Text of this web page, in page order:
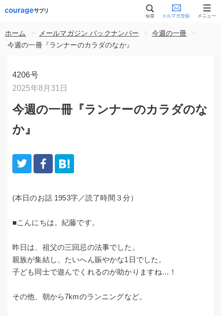
ホーム > メールマガジン バックナンバー > 今週の一冊
>
今週の一冊『ランナーのカラダのなか』
4206号
2025年8月31日
今週の一冊『ランナーのカラダのな
か』
(本日のお話 1953字／読了時間３分）
■こんにちは。紀藤です。
昨日は、祖父の三回忌の法事でした。
親族が集結し、たいへん賑やかな1日でした。
子ども同士で遊んでくれるのが助かりますね…！
その他、朝から7kmのランニングなど。